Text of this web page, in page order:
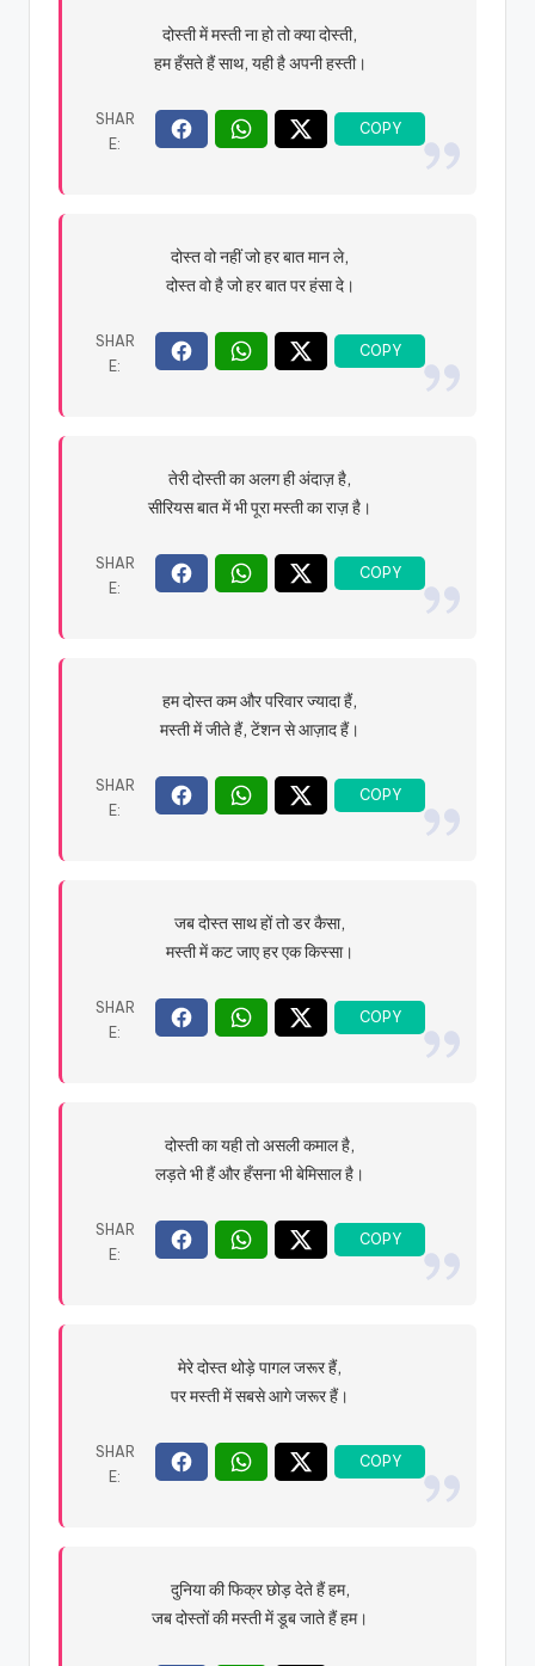
दोस्ती में मस्ती ना हो तो क्या दोस्ती,
हम हँसते हैं साथ, यही है अपनी हस्ती।
दोस्त वो नहीं जो हर बात मान ले,
दोस्त वो है जो हर बात पर हंसा दे।
तेरी दोस्ती का अलग ही अंदाज़ है,
सीरियस बात में भी पूरा मस्ती का राज़ है।
हम दोस्त कम और परिवार ज्यादा हैं,
मस्ती में जीते हैं, टेंशन से आज़ाद हैं।
जब दोस्त साथ हों तो डर कैसा,
मस्ती में कट जाए हर एक किस्सा।
दोस्ती का यही तो असली कमाल है,
लड़ते भी हैं और हँसना भी बेमिसाल है।
मेरे दोस्त थोड़े पागल जरूर हैं,
पर मस्ती में सबसे आगे जरूर हैं।
दुनिया की फिक्र छोड़ देते हैं हम,
जब दोस्तों की मस्ती में डूब जाते हैं हम।